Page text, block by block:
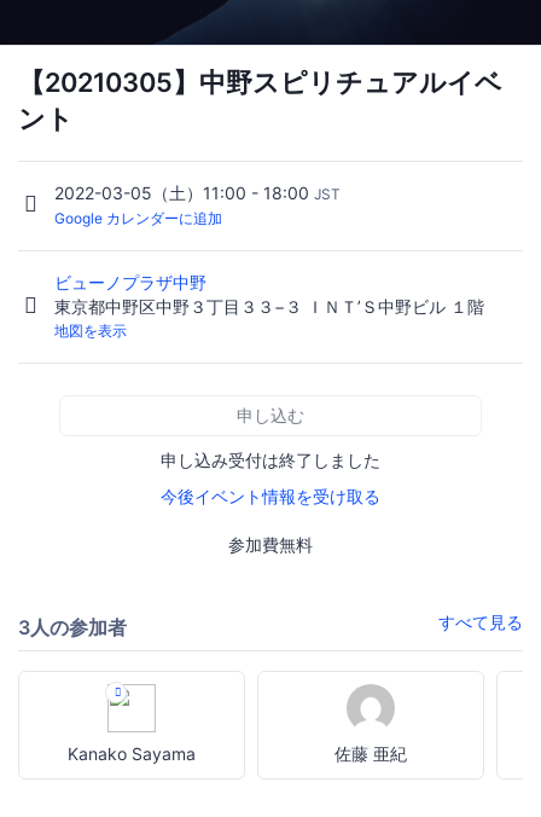
【20210305】中野スピリチュアルイベ
ント
2022-03-05（土）11:00 - 18:00 JST
Google カレンダーに追加
ビューノプラザ中野
東京都中野区中野３丁目３３−３ ＩＮＴ’Ｓ中野ビル １階
地図を表示
申し込む
申し込み受付は終了しました
今後イベント情報を受け取る
参加費無料
3人の参加者 すべて見る
Kanako Sayama 佐藤 亜紀